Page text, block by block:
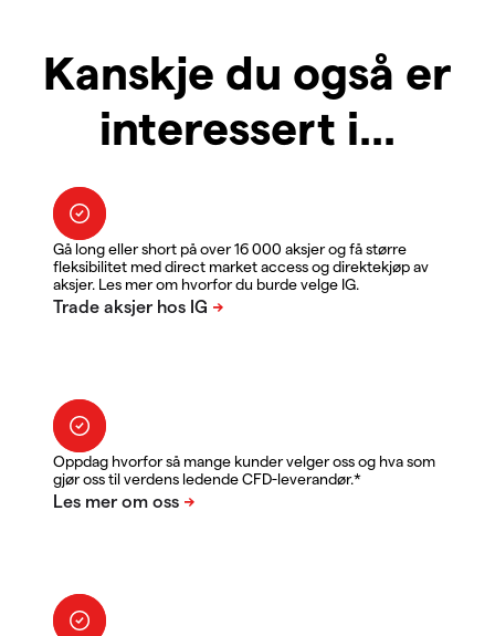
Kanskje du også er
interessert i...
Gå long eller short på over 16 000 aksjer og få større
fleksibilitet med direct market access og direktekjøp av
aksjer. Les mer om hvorfor du burde velge IG.
Oppdag hvorfor så mange kunder velger oss og hva som
gjør oss til verdens ledende CFD-leverandør.*